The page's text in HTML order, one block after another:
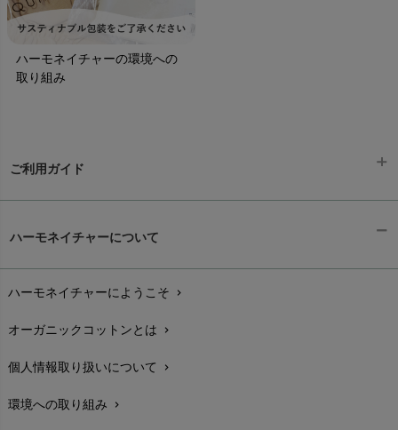
ハーモネイチャーの環境への
取り組み
ご利用ガイド
配送と送料chevron_right
在庫状況と発送予定chevron_right
サイズ・寸法chevron_right
生地・素材chevron_right
ハーモネイチャーについて
ハーモネイチャーにようこそ chevron_right
オーガニックコットンとは chevron_right
個人情報取り扱いについて chevron_right
環境への取り組み chevron_right